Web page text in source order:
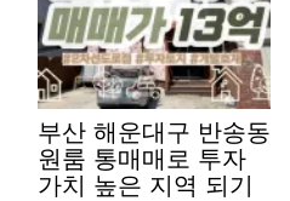
부산 해운대구 반송동
원룸 통매매로 투자
가치 높은 지역 되기